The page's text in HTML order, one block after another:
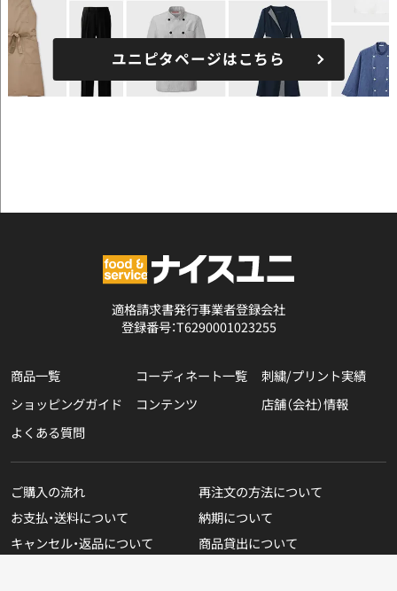
ユニピタページはこちら
適格請求書発行事業者登録会社
登録番号：T6290001023255
商品一覧 コーディネート一覧
刺繍/プリント実績
ショッピングガイド
コンテンツ
店舗（会社）情報
よくある質問
ご購入の流れ
再注文の方法について
お支払・送料について
納期について
キャンセル・返品について
商品貸出について